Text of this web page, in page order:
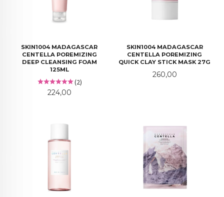
SKIN1004 MADAGASCAR
CENTELLA POREMIZING
DEEP CLEANSING FOAM
125ML
(2)
Pris
224,00
SKIN1004 MADAGASCAR
CENTELLA POREMIZING
QUICK CLAY STICK MASK 27G
Pris
260,00